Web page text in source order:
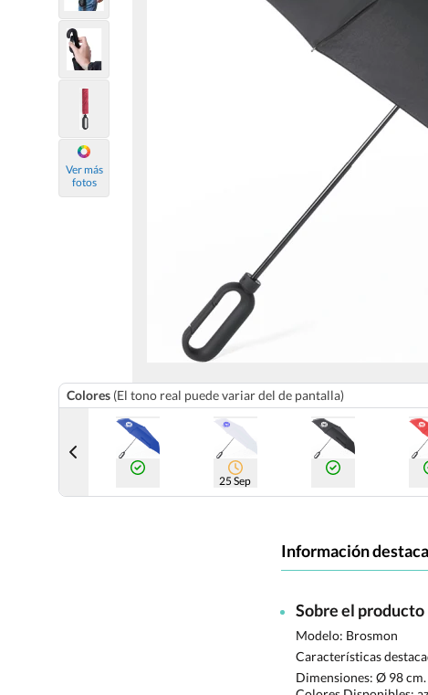
Ver más
fotos
Colores (El tono real puede variar del de pantalla)
25 Sep
Información
Sobre el producto
Modelo: Brosmon
Características
Dimensiones: Ø 98 cm.